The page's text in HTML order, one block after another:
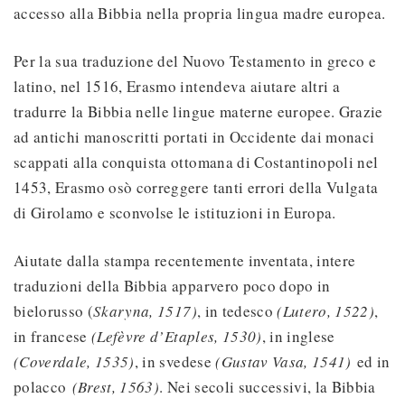
accesso alla Bibbia nella propria lingua madre europea.
Per la sua traduzione del Nuovo Testamento in greco e
latino, nel 1516, Erasmo intendeva aiutare altri a
tradurre la Bibbia nelle lingue materne europee. Grazie
ad antichi manoscritti portati in Occidente dai monaci
scappati alla conquista ottomana di Costantinopoli nel
1453, Erasmo osò correggere tanti errori della Vulgata
di Girolamo e sconvolse le istituzioni in Europa.
Aiutate dalla stampa recentemente inventata, intere
traduzioni della Bibbia apparvero poco dopo in
bielorusso (Skaryna, 1517), in tedesco(Lutero, 1522),
in francese(Lefèvre d’Etaples, 1530), in inglese
(Coverdale, 1535), in svedese(Gustav Vasa, 1541)ed in
polacco (Brest, 1563). Nei secoli successivi, la Bibbia